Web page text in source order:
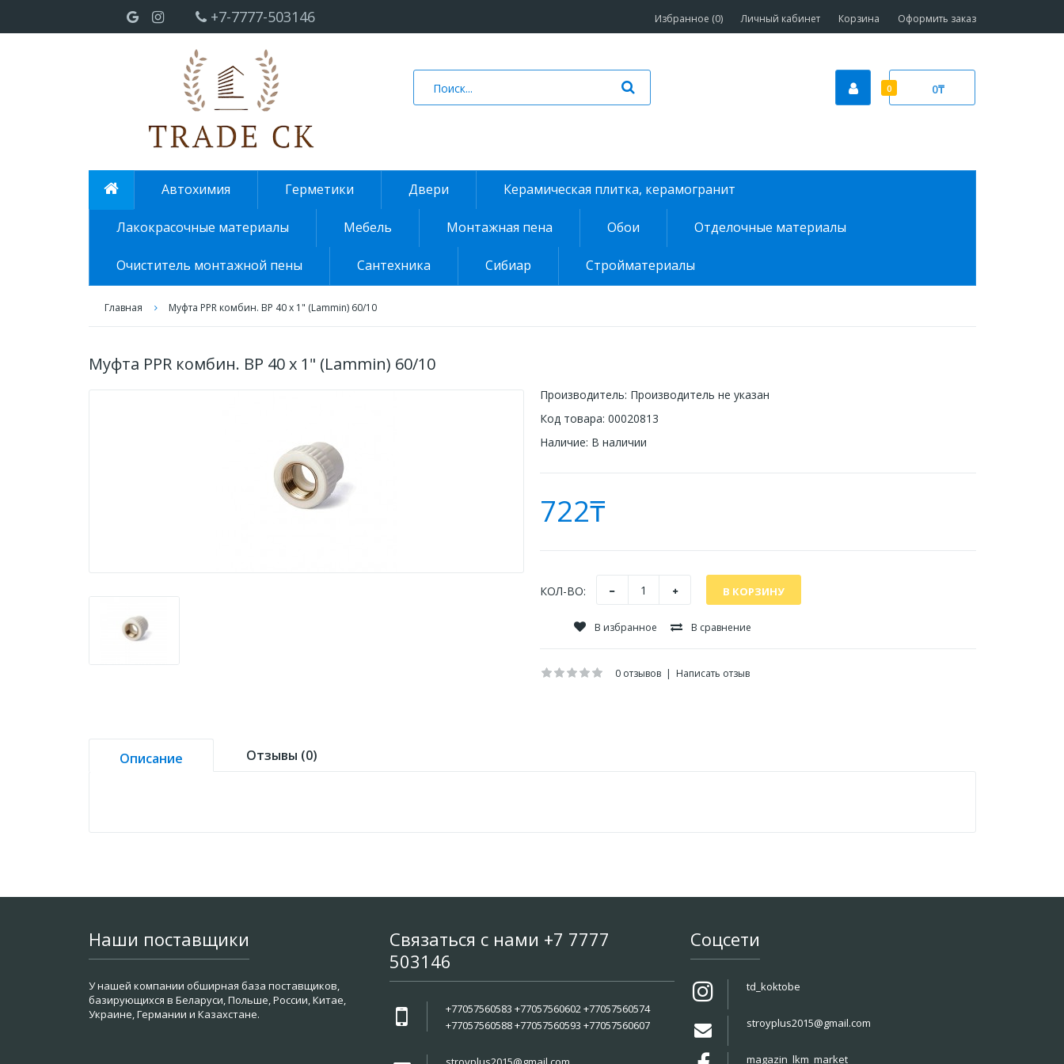
+7-7777-503146 Избранное (0) Личный кабинет Корзина Оформить заказ
0 0₸
Автохимия Герметики Двери Керамическая плитка, керамогранит
Лакокрасочные материалы Мебель Монтажная пена Обои Отделочные материалы
Очиститель монтажной пены Сантехника Сибиар Стройматериалы
Главная Муфта PPR комбин. ВР 40 х 1" (Lammin) 60/10
Муфта PPR комбин. ВР 40 х 1" (Lammin) 60/10
Производитель: Производитель не указан
Код товара: 00020813
Наличие: В наличии
722₸
КОЛ-ВО:
В избранное В сравнение
0 отзывов | Написать отзыв
Описание Отзывы (0)
Наши поставщики
У нашей компании обширная база поставщиков,
базирующихся в Беларуси, Польше, России, Китае,
Украине, Германии и Казахстане.
Связаться с нами +7 7777
503146
+77057560583 +77057560602 +77057560574
+77057560588 +77057560593 +77057560607
Соцсети
td_koktobe
stroyplus2015@gmail.com
magazin_lkm_market